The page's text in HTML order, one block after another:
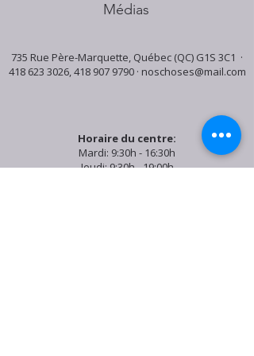
Médias
735 Rue Père-Marquette, Québec (QC) G1S 3C1 ·
418 623 3026,418 907 9790· noschoses@mail.com
Horaire du centre:
Mardi: 9:30h - 16:30h
Jeudi: 9:30h - 19:00h